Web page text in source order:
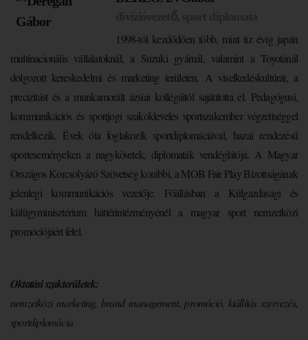
1998-tól kezdődően több, mint tíz évig japán
multinacionális vállalatoknál, a Suzuki gyárnál, valamint a Toyotánál
dolgozott kereskedelmi és marketing területen. A viselkedéskultúrát, a
precizitást és a munkamorált ázsiai kollégáitól sajátította el. Pedagógusi,
kommunikációs és sportjogi szakokleveles sportszakember végzettséggel
rendelkezik. Évek óta foglakozik sportdiplomáciával, hazai rendezésű
sporteseményeken a nagykövetek, diplomaták vendéglátója. A Magyar
Országos Korcsolyázó Szövetség korábbi, a MOB Fair Play Bizottságának
jelenlegi kommunikációs vezetője. Főállásban a Külgazdasági és
külügyminisztérium háttérintézményénél a magyar sport nemzetközi
promóciójáért felel.
Oktatási szakterületek:
nemzetközi marketing, brand management, promóció, kiállítás szervezés,
sportdiplomácia